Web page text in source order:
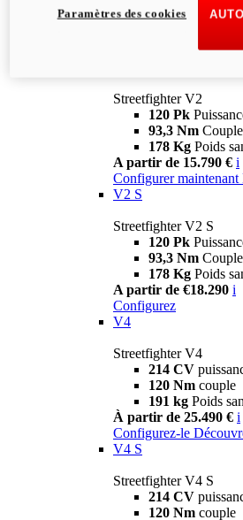
Streetfighter V2
120 Pk
93,3 Nm Couple
178 Kg Poids
A partir de 15.790 € i
Configurer maintenant
V2 S
Streetfighter V2 S
120 Pk
93,3 Nm Couple
178 Kg Poids
A partir de €18.290 i
Configurez
V4
Streetfighter V4
214 CV
120 Nm couple
191 kg Poids
À partir de 25.490 € i
Configurez-le
V4 S
Streetfighter V4 S
214 CV
120 Nm couple
Paramètres des cookies